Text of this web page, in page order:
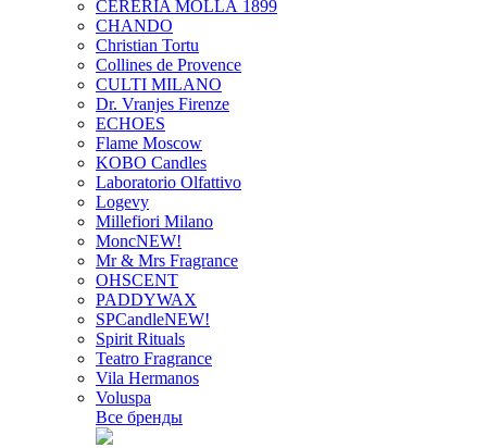
CERERÍA MOLLÁ 1899
CHANDO
Christian Tortu
Collines de Provence
CULTI MILANO
Dr. Vranjes Firenze
ECHOES
Flame Moscow
KOBO Candles
Laboratorio Olfattivo
Logevy
Millefiori Milano
MoncNEW!
Mr & Mrs Fragrance
OHSCENT
PADDYWAX
SPCandleNEW!
Spirit Rituals
Teatro Fragrance
Vila Hermanos
Voluspa
Все бренды